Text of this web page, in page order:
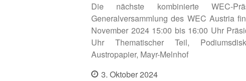
Die nächste kombinierte WEC-
Generalversammlung des WEC Austria
November 2024 15:00 bis 16:00 Uhr
Uhr Thematischer Teil,
Austropapier, Mayr-Melnhof
3. Oktober 2024